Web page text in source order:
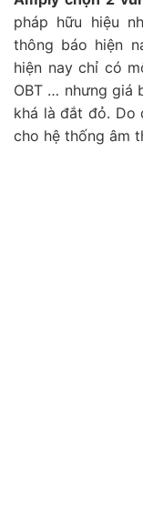
pháp hữu hiệu
thông báo hiện
hiện nay chỉ có
OBT … nhưng giá
khá là đắt đỏ. Do
cho hệ thống âm